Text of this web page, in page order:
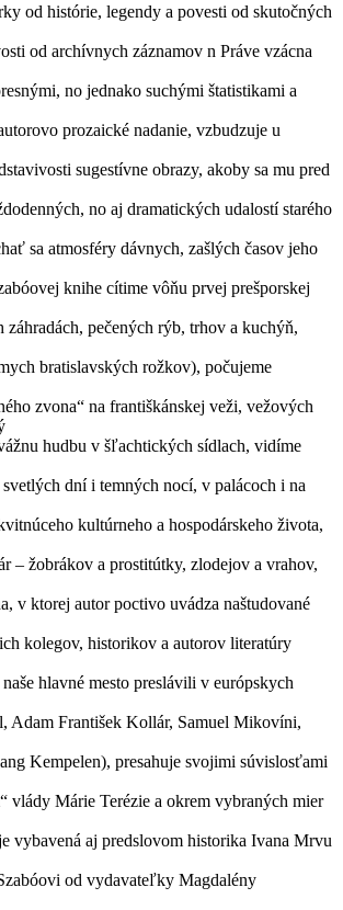
od histórie, legendy a povesti od skutočných
od archívnych záznamov n Práve vzácna
no jednako suchými štatistikami a
prozaické nadanie, vzbudzuje u
sugestívne obrazy, akoby sa mu pred
no aj dramatických udalostí starého
sa atmosféry dávnych, zašlých časov jeho
knihe cítime vôňu prvej prešporskej
pečených rýb, trhov a kuchýň,
bratislavských rožkov), počujeme
zvona“ na františkánskej veži, vežových
hudbu v šľachtických sídlach, vidíme
dní i temných nocí, v palácoch i na
kultúrneho a hospodárskeho života,
– žobrákov a prostitútky, zlodejov a vrahov,
v ktorej autor poctivo uvádza naštudované
kolegov, historikov a autorov literatúry
hlavné mesto preslávili v európskych
Adam František Kollár, Samuel Mikovíni,
Kempelen), presahuje svojimi súvislosťami
vlády Márie Terézie a okrem vybraných mier
vybavená aj predslovom historika Ivana Mrvu
od vydavateľky Magdalény